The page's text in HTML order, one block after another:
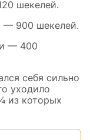
шекелей.
— 900 шекелей.
— 400
себя сильно
уходило
из которых